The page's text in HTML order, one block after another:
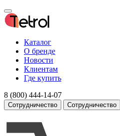
Каталог
О бренде
Новости
Клиентам
Где купить
8 (800) 444-14-07
Сотрудничество Сотрудничество